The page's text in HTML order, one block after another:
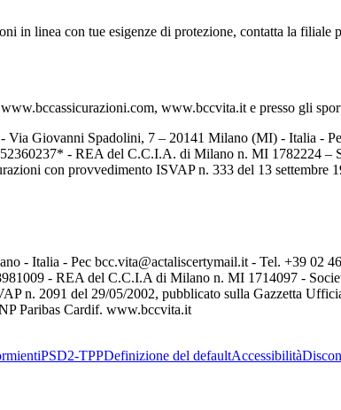
in linea con tue esigenze di protezione, contatta la
www.bccvita.it e presso gli
Giovanni Spadolini, 7 – 20141 Milano (MI) - Italia -
- REA del C.C.I.A. di Milano n. MI 1782224 –
con provvedimento ISVAP n. 333 del 13
- Italia - Pec bcc.vita@actaliscertymail.it - Tel. +39 02
- REA del C.C.I.A di Milano n. MI 1714097 -
n. 2091 del 29/05/2002, pubblicato sulla Gazzetta
Paribas Cardif. www.bccvita.it
PSD2-TPPDefinizione del defaultAccessibilità